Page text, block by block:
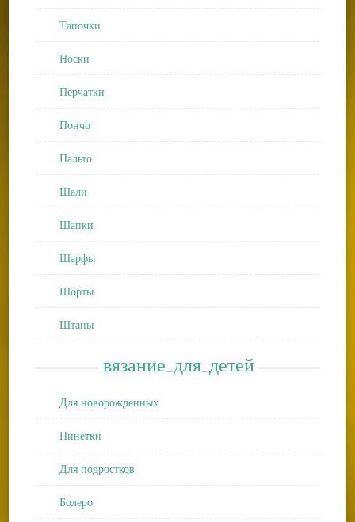
Тапочки
Носки
Перчатки
Пончо
Пальто
Шали
Шапки
Шарфы
Шорты
Штаны
вязание_для_детей
Для новорожденных
Пинетки
Для подростков
Болеро